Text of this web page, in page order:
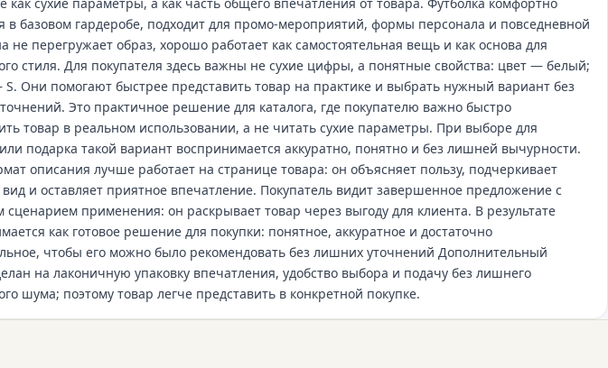
в базовом гардеробе, подходит для промо‑мероприятий, формы персонала и повседневной
не перегружает образ, хорошо работает как самостоятельная вещь и как основа для
стиля. Для покупателя здесь важны не сухие цифры, а понятные свойства: цвет — белый;
Они помогают быстрее представить товар на практике и выбрать нужный вариант без
Это практичное решение для каталога, где покупателю важно быстро
товар в реальном использовании, а не читать сухие параметры. При выборе для
подарка такой вариант воспринимается аккуратно, понятно и без лишней вычурности.
описания лучше работает на странице товара: он объясняет пользу, подчеркивает
и оставляет приятное впечатление. Покупатель видит завершенное предложение с
сценарием применения: он раскрывает товар через выгоду для клиента. В результате
как готовое решение для покупки: понятное, аккуратное и достаточно
чтобы его можно было рекомендовать без лишних уточнений Дополнительный
на лаконичную упаковку впечатления, удобство выбора и подачу без лишнего
шума; поэтому товар легче представить в конкретной покупке.